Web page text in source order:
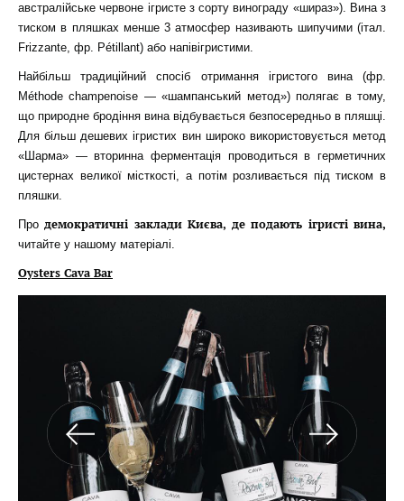
австралійське червоне ігристе з сорту винограду «шираз»). Вина з
тиском в пляшках менше 3 атмосфер називають шипучими (італ.
Frizzante, фр. Pétillant) або напівігристими.
Найбільш традиційний спосіб отримання ігристого вина (фр.
Méthode champenoise — «шампанський метод») полягає в тому,
що природне бродіння вина відбувається безпосередньо в пляшці.
Для більш дешевих ігристих вин широко використовується метод
«Шарма» — вторинна ферментація проводиться в герметичних
цистернах великої місткості, а потім розливається під тиском в
пляшки.
Продемократичні заклади Києва, де подають ігристі вина,
читайте у нашому матеріалі.
Oysters Cava Bar